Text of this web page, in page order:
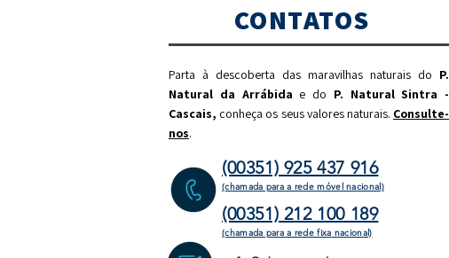
CONTATOS
Parta à descoberta das maravilhas naturais do P.
Natural da Arrábida e do P. Natural Sintra -
Cascais, conheça os seus valores naturais. Consulte-
nos.
(00351) 925 437 916
(chamada para a rede móvel nacional)
(00351) 212 100 189
(chamada para a rede fixa nacional)